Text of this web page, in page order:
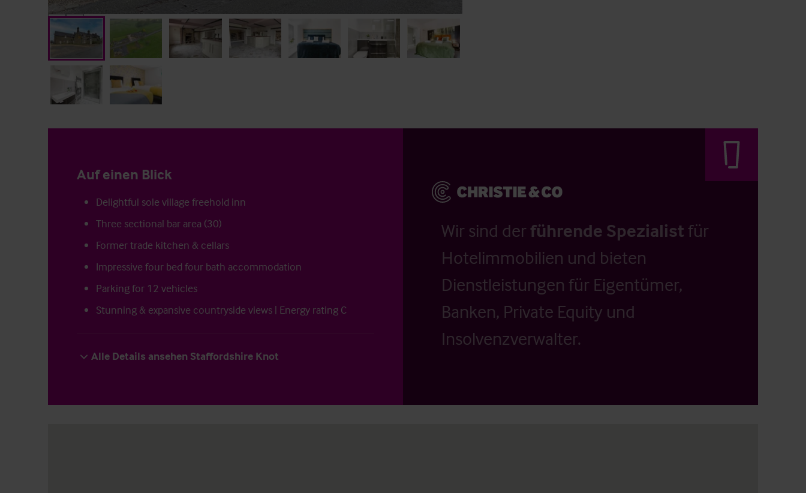
Auf einen Blick
Delightful sole village freehold inn
Three sectional bar area (30)
Former trade kitchen & cellars
Impressive four bed four bath accommodation
Parking for 12 vehicles
Stunning & expansive countryside views | Energy rating C
Alle Details ansehen Staffordshire Knot
Wir sind der führende Spezialistfür
Hotelimmobilien und bieten
Dienstleistungen für Eigentümer,
Banken, Private Equity und
Insolvenzverwalter.